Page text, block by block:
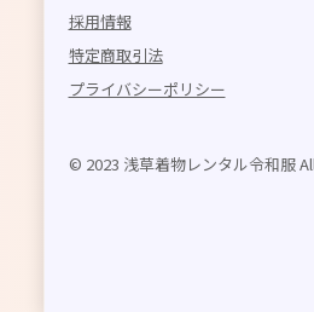
採用情報
特定商取引法
プライバシーポリシー
© 2023 浅草着物レンタル令和服